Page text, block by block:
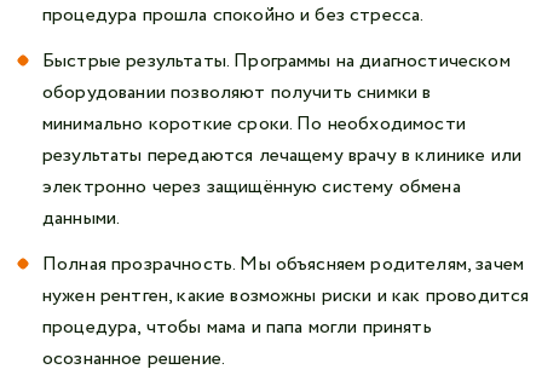
процедура прошла спокойно и без стресса.
Быстрые результаты. Программы на диагностическом
оборудовании позволяют получить снимки в
минимально короткие сроки. По необходимости
результаты передаются лечащему врачу в клинике или
электронно через защищённую систему обмена
данными.
Полная прозрачность. Мы объясняем родителям, зачем
нужен рентген, какие возможны риски и как проводится
процедура, чтобы мама и папа могли принять
осознанное решение.